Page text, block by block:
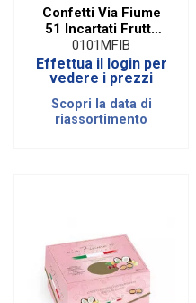
Confetti Via Fiume
51 Incartati Frutta
Bianco| 500 Gr
0101MFIB
Effettua il login per
vedere i prezzi
Scopri la data di
riassortimento